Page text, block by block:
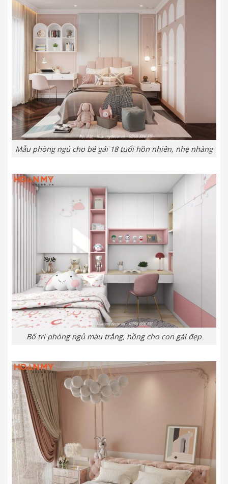
Mẫu phòng ngủ cho bé gái 18 tuổi hồn nhiên, nhẹ nhàng
Bố trí phòng ngủ màu trắng, hồng cho con gái đẹp